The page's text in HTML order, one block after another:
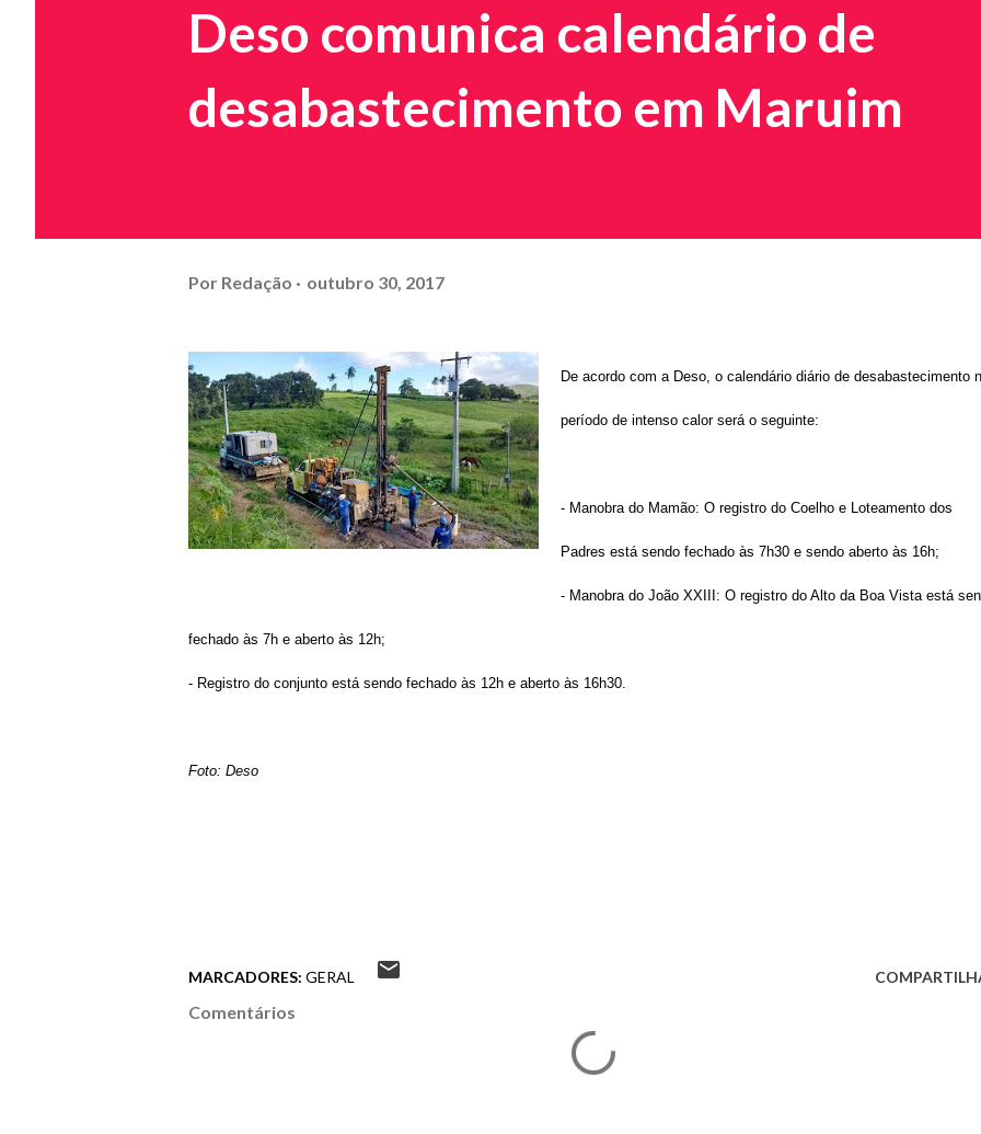
Deso comunica calendário de
desabastecimento em Maruim
Por Redação outubro 30, 2017
De acordo com a Deso, o calendário diário de desabastecimento
período de intenso calor será o seguinte:
- Manobra do Mamão: O registro do Coelho e Loteamento dos
Padres está sendo fechado às 7h30 e sendo aberto às 16h;
- Manobra do João XXIII: O registro do Alto da Boa Vista está
fechado às 7h e aberto às 12h;
- Registro do conjunto está sendo fechado às 12h e aberto às 16h30.
Foto: Deso
MARCADORES: GERAL
Comentários